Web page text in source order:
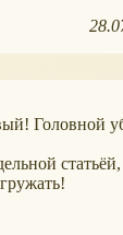
Головной
статьёй,